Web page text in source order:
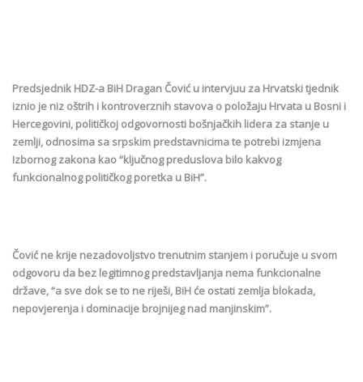
Predsjednik HDZ-a BiH Dragan Čović u intervjuu za Hrvatski tjednik
iznio je niz oštrih i kontroverznih stavova o položaju Hrvata u Bosni i
Hercegovini, političkoj odgovornosti bošnjačkih lidera za stanje u
zemlji, odnosima sa srpskim predstavnicima te potrebi izmjena
Izbornog zakona kao “ključnog preduslova bilo kakvog
funkcionalnog političkog poretka u BiH”.
Čović ne krije nezadovoljstvo trenutnim stanjem i poručuje u svom
odgovoru da bez legitimnog predstavljanja nema funkcionalne
države, “a sve dok se to ne riješi, BiH će ostati zemlja blokada,
nepovjerenja i dominacije brojnijeg nad manjinskim”.